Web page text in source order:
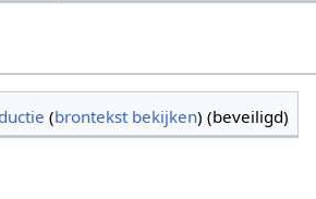
(brontekst bekijken) (beveiligd)